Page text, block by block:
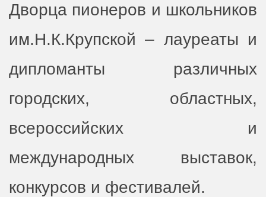
Дворца пионеров и школьников
им.Н.К.Крупской – лауреаты и
дипломанты различных
городских, областных,
всероссийских и
международных выставок,
конкурсов и фестивалей.